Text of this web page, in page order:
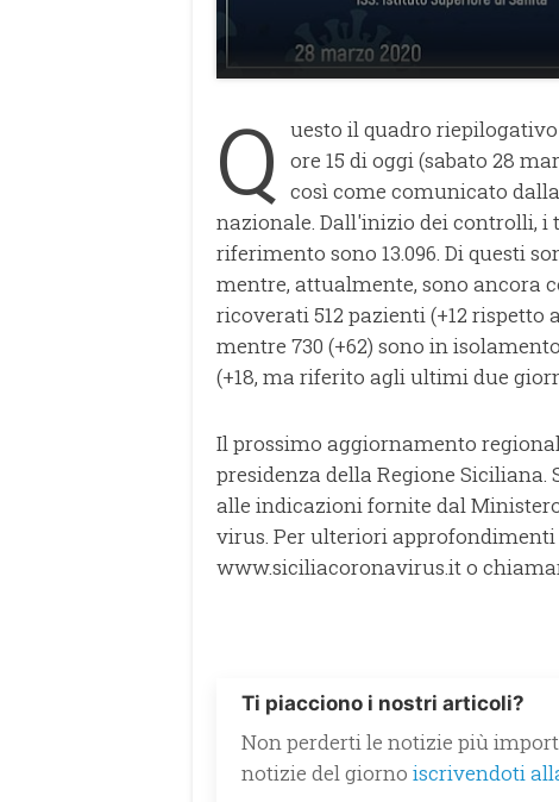
Q
uesto il quadro
ore 15 di oggi (sabato 28
così come comunicato
nazionale. Dall'inizio dei controlli,
riferimento sono 13.096. Di questi
mentre, attualmente, sono ancora
ricoverati 512 pazienti (+12 rispetto
mentre 730 (+62) sono in
(+18, ma riferito agli ultimi due
Il prossimo aggiornamento
presidenza della Regione
alle indicazioni fornite dal
virus. Per ulteriori
www.siciliacoronavirus.it o
Ti piacciono i nostri articoli?
Non perderti le notizie più
notizie del giorno iscrivendoti